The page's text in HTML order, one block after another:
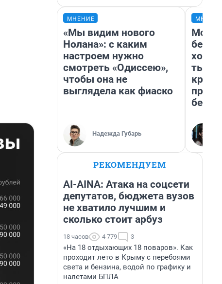
МНЕНИЕ
«Мы видим нового
Нолана»: с каким
настроем нужно
смотреть «Одиссею»,
чтобы она не
выглядела как фиаско
Надежда Губарь
Мой
РЕКОМЕНДУЕМ
AI-AINA: Атака на соцсети
депутатов, бюджета вузов
не хватило лучшим и
сколько стоит арбуз
18 часов 4 779 3
«На 18 отдыхающих 18 поваров». Как
проходит лето в Крыму с перебоями
света и бензина, водой по графику и
налетами БПЛА